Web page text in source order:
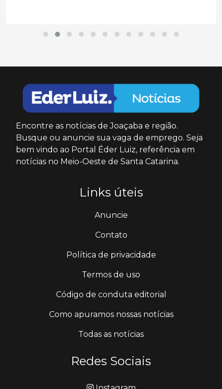
Encontre as notícias de Joaçaba e região.
Busque ou anuncie sua vaga de emprego. Seja
bem vindo ao Portal Éder Luiz, referência em
notícias no Meio-Oeste de Santa Catarina.
Links úteis
Anuncie
Contato
Política de privacidade
Termos de uso
Código de conduta editorial
Como apuramos nossas notícias
Todas as notícias
Redes Sociais